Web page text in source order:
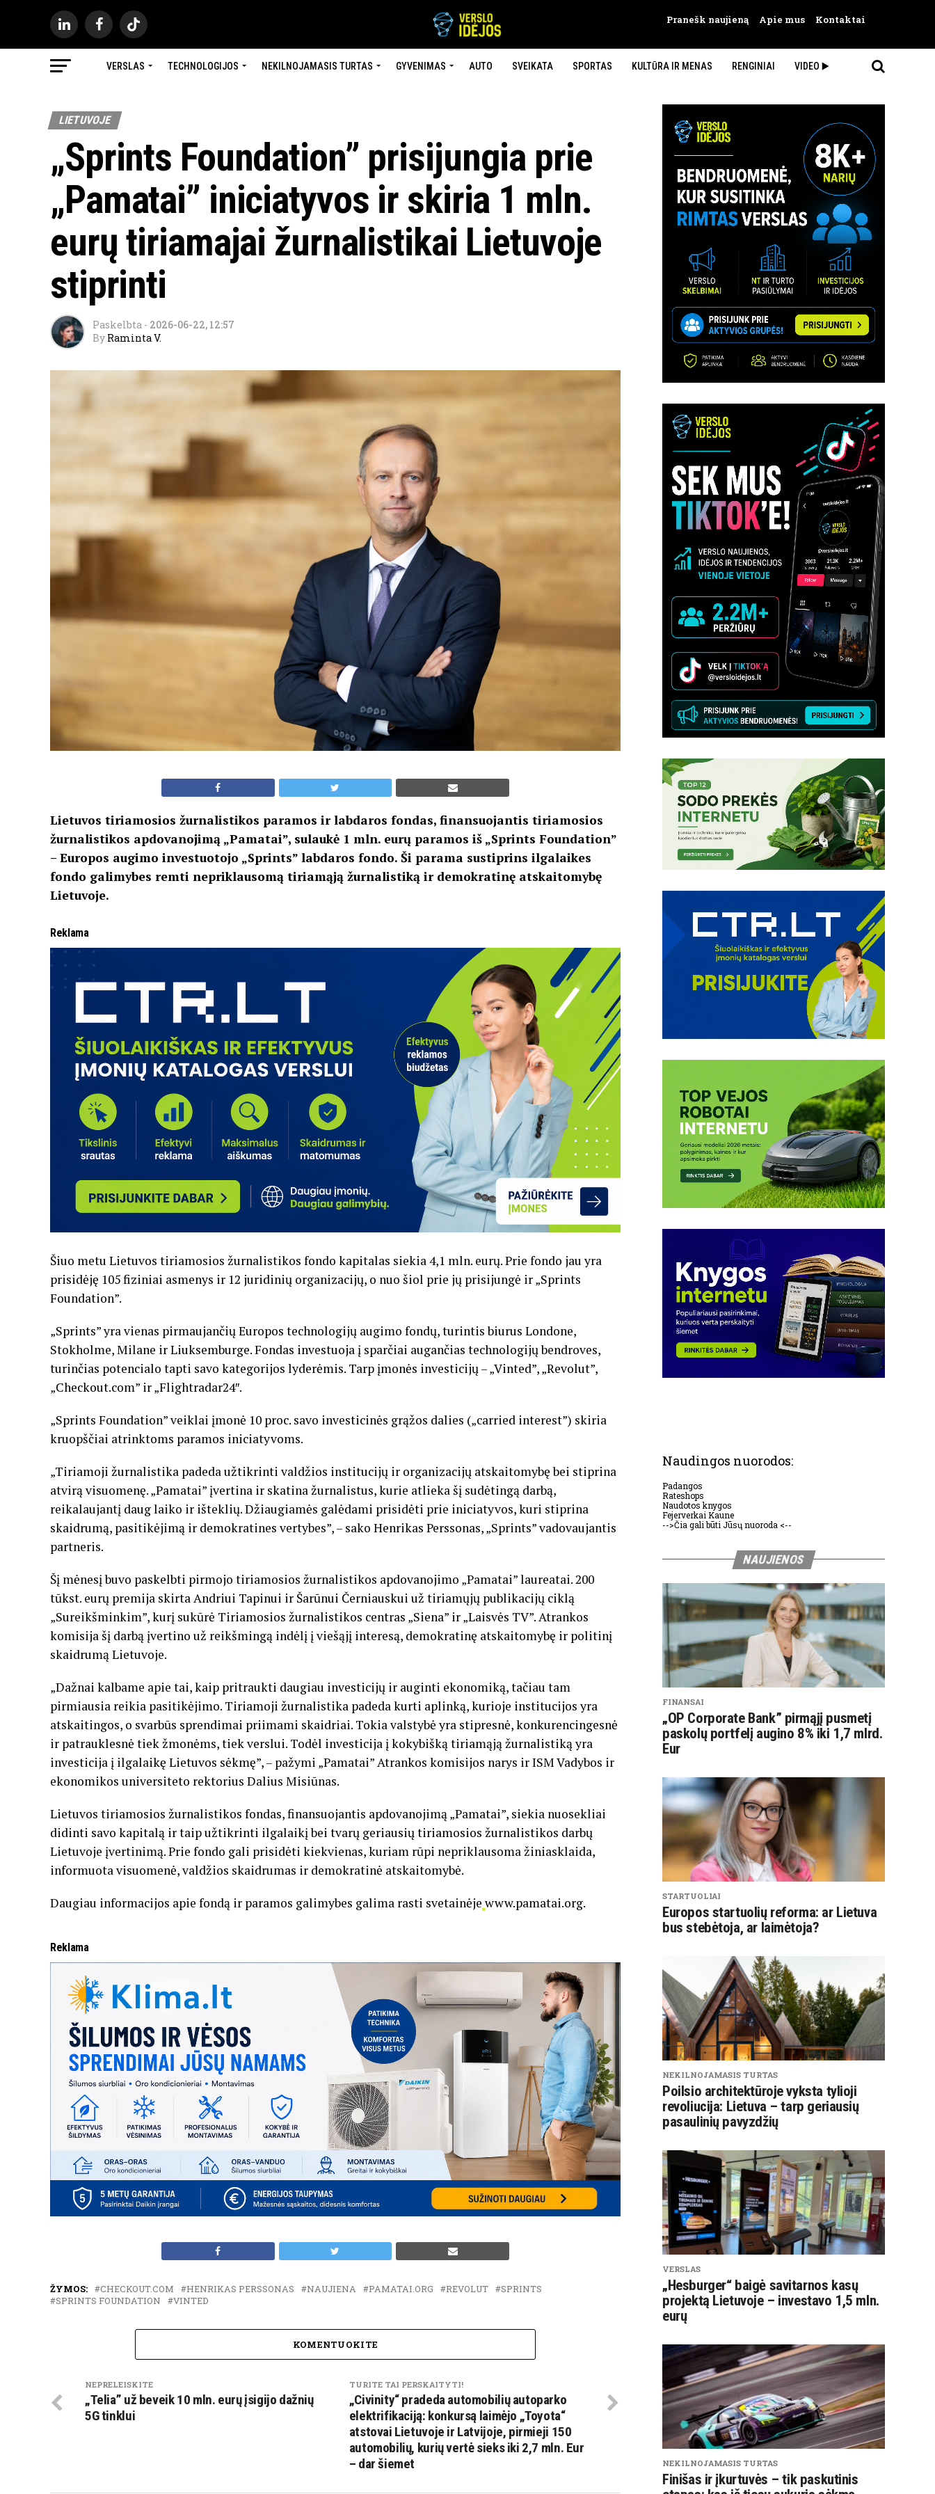
Pranešk naujieną Apie mus Kontaktai
VERSLAS TECHNOLOGIJOS NEKILNOJAMASIS TURTAS GYVENIMAS AUTO SVEIKATA SPORTAS KULTŪRA IR MENAS RENGINIAI VIDEO ▶️
LIETUVOJE
„Sprints Foundation” prisijungia prie
„Pamatai” iniciatyvos ir skiria 1 mln.
eurų tiriamajai žurnalistikai Lietuvoje
stiprinti
Paskelbta - 2026-06-22, 12:57
By Raminta V.
Lietuvos tiriamosios žurnalistikos paramos ir labdaros fondas, finansuojantis tiriamosios
žurnalistikos apdovanojimą „Pamatai”, sulaukė 1 mln. eurų paramos iš „Sprints Foundation”
– Europos augimo investuotojo „Sprints” labdaros fondo. Ši parama sustiprins ilgalaikes
fondo galimybes remti nepriklausomą tiriamąją žurnalistiką ir demokratinę atskaitomybę
Lietuvoje.
Reklama
Šiuo metu Lietuvos tiriamosios žurnalistikos fondo kapitalas siekia 4,1 mln. eurų. Prie fondo jau yra
prisidėję 105 fiziniai asmenys ir 12 juridinių organizacijų, o nuo šiol prie jų prisijungė ir „Sprints
Foundation”.
„Sprints” yra vienas pirmaujančių Europos technologijų augimo fondų, turintis biurus Londone,
Stokholme, Milane ir Liuksemburge. Fondas investuoja į sparčiai augančias technologijų bendroves,
turinčias potencialo tapti savo kategorijos lyderėmis. Tarp įmonės investicijų – „Vinted”, „Revolut”,
„Checkout.com” ir „Flightradar24″.
„Sprints Foundation” veiklai įmonė 10 proc. savo investicinės grąžos dalies („carried interest”) skiria
kruopščiai atrinktoms paramos iniciatyvoms.
„Tiriamoji žurnalistika padeda užtikrinti valdžios institucijų ir organizacijų atskaitomybę bei stiprina
atvirą visuomenę. „Pamatai” įvertina ir skatina žurnalistus, kurie atlieka šį sudėtingą darbą,
reikalaujantį daug laiko ir išteklių. Džiaugiamės galėdami prisidėti prie iniciatyvos, kuri stiprina
skaidrumą, pasitikėjimą ir demokratines vertybes”, – sako Henrikas Perssonas, „Sprints” vadovaujantis
partneris.
Šį mėnesį buvo paskelbti pirmojo tiriamosios žurnalistikos apdovanojimo „Pamatai” laureatai. 200
tūkst. eurų premija skirta Andriui Tapinui ir Šarūnui Černiauskui už tiriamųjų publikacijų ciklą
„Sureikšminkim”, kurį sukūrė Tiriamosios žurnalistikos centras „Siena” ir „Laisvės TV”. Atrankos
komisija šį darbą įvertino už reikšmingą indėlį į viešąjį interesą, demokratinę atskaitomybę ir politinį
skaidrumą Lietuvoje.
„Dažnai kalbame apie tai, kaip pritraukti daugiau investicijų ir auginti ekonomiką, tačiau tam
pirmiausia reikia pasitikėjimo. Tiriamoji žurnalistika padeda kurti aplinką, kurioje institucijos yra
atskaitingos, o svarbūs sprendimai priimami skaidriai. Tokia valstybė yra stipresnė, konkurencingesnė
ir patrauklesnė tiek žmonėms, tiek verslui. Todėl investicija į kokybišką tiriamąją žurnalistiką yra
investicija į ilgalaikę Lietuvos sėkmę”, – pažymi „Pamatai” Atrankos komisijos narys ir ISM Vadybos ir
ekonomikos universiteto rektorius Dalius Misiūnas.
Lietuvos tiriamosios žurnalistikos fondas, finansuojantis apdovanojimą „Pamatai”, siekia nuosekliai
didinti savo kapitalą ir taip užtikrinti ilgalaikį bei tvarų geriausių tiriamosios žurnalistikos darbų
Lietuvoje įvertinimą. Prie fondo gali prisidėti kiekvienas, kuriam rūpi nepriklausoma žiniasklaida,
informuota visuomenė, valdžios skaidrumas ir demokratinė atskaitomybė.
Daugiau informacijos apie fondą ir paramos galimybes galima rasti svetainėje www.pamatai.org.
Reklama
ŽYMOS: CHECKOUT.COM HENRIKAS PERSSONAS NAUJIENA PAMATAI.ORG REVOLUT
SPRINTS
SPRINTS FOUNDATION
VINTED
KOMENTUOKITE
TURITE TAI PERSKAITYTI!
„Civinity“ pradeda automobilių autoparko
elektrifikaciją: konkursą laimėjo „Toyota“
atstovai Lietuvoje ir Latvijoje, pirmieji 150
automobilių, kurių vertė sieks iki 2,7 mln. Eur
– dar šiemet
NEPRELEISKITE
„Telia” už beveik 10 mln. eurų įsigijo dažnių
5G tinklui
Naudingos nuorodos:
Padangos
Rateshops
Naudotos knygos
Fejerverkai Kaune
-->Čia gali būti Jūsų nuoroda <--
NAUJIENOS
FINANSAI
„OP Corporate Bank” pirmąjį pusmetį
paskolų portfelį augino 8% iki 1,7 mlrd.
Eur
STARTUOLIAI
Europos startuolių reforma: ar Lietuva
bus stebėtoja, ar laimėtoja?
NEKILNOJAMASIS TURTAS
Poilsio architektūroje vyksta tylioji
revoliucija: Lietuva – tarp geriausių
pasaulinių pavyzdžių
VERSLAS
„Hesburger“ baigė savitarnos kasų
projektą Lietuvoje – investavo 1,5 mln.
eurų
NEKILNOJAMASIS TURTAS
Finišas ir įkurtuvės – tik paskutinis